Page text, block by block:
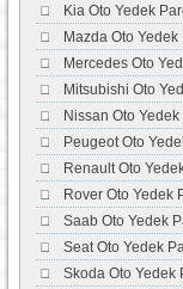
Kia Oto Yedek
Mazda Oto Yedek
Mercedes Oto
Mitsubishi Oto
Nissan Oto
Peugeot Oto
Renault Oto
Rover Oto Yedek
Saab Oto Yedek
Seat Oto Yedek
Skoda Oto Yedek